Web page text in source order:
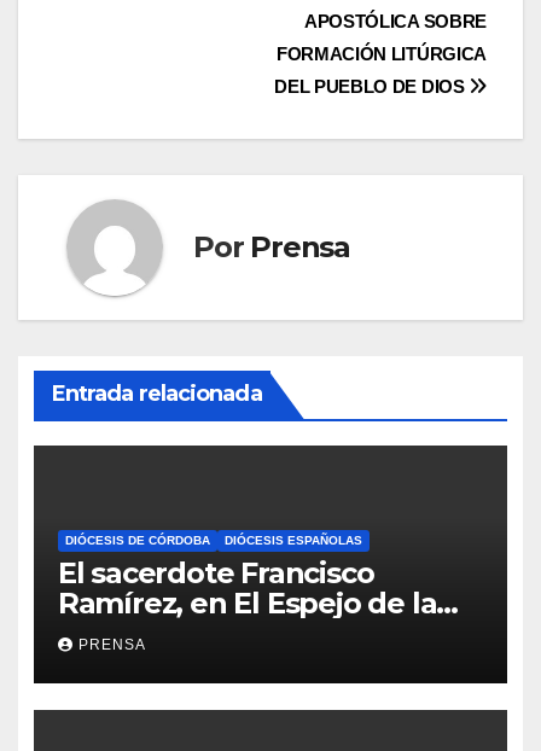
APOSTÓLICA SOBRE
FORMACIÓN LITÚRGICA
DEL PUEBLO DE DIOS
Por Prensa
Entrada relacionada
DIÓCESIS DE CÓRDOBA DIÓCESIS ESPAÑOLAS
El sacerdote Francisco
Ramírez, en El Espejo de la
Iglesia
PRENSA